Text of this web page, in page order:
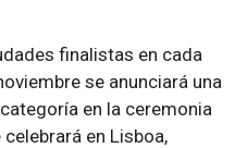
finalistas en cada
se anunciará una
en la ceremonia
en Lisboa,